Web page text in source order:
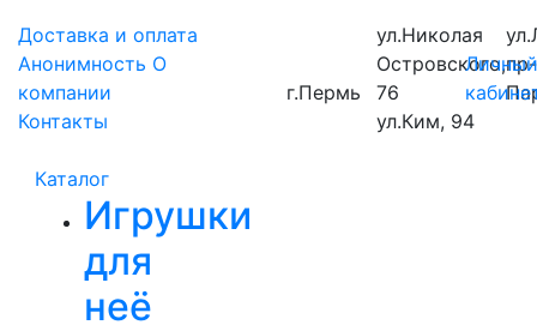
Доставка и оплата
Анонимность О
компании
Контакты
г.Пермь
ул.Николая
Островского,
76
ул.Ким, 94
Каталог
Игрушки
для
неё